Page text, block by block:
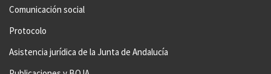
Comunicación social
Protocolo
Asistencia jurídica de la Junta de Andalucía